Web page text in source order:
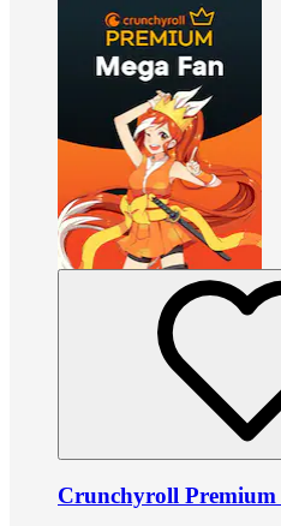
Crunchyroll Premium